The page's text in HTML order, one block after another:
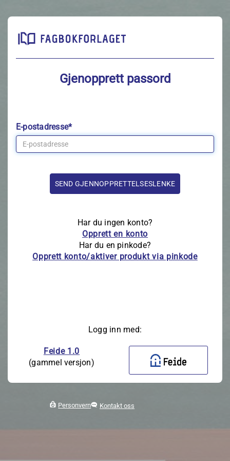
Gjenopprett passord
E-postadresse*
Har du ingen konto?
Opprett en konto
Har du en pinkode?
Opprett konto/aktiver produkt via pinkode
Logg inn med:
Feide 1.0
(gammel versjon)
Personvern Kontakt oss